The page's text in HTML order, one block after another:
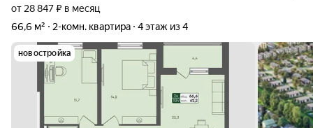
от 28 847 ₽ в месяц
66,6 м²
2-комн. квартира 4 этаж из 4
новостройка